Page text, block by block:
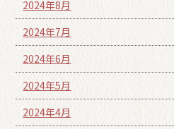
2024年8月
2024年7月
2024年6月
2024年5月
2024年4月